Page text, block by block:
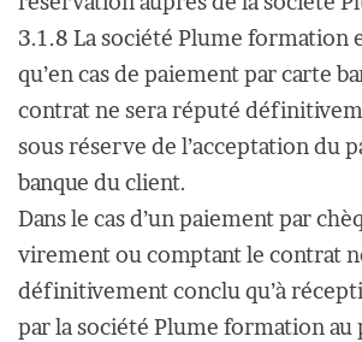
3.1.8 La société Plume formation
qu’en cas de paiement par carte
contrat ne sera réputé
sous réserve de l’acceptation du
banque du client.
Dans le cas d’un paiement par
virement ou comptant le contrat
définitivement conclu qu’à
par la société Plume formation